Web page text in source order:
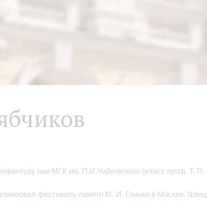
при МГК им. П.И.Чайковского (класс проф. Т. П.
фестиваль памяти М. И. Глинки в Москве,